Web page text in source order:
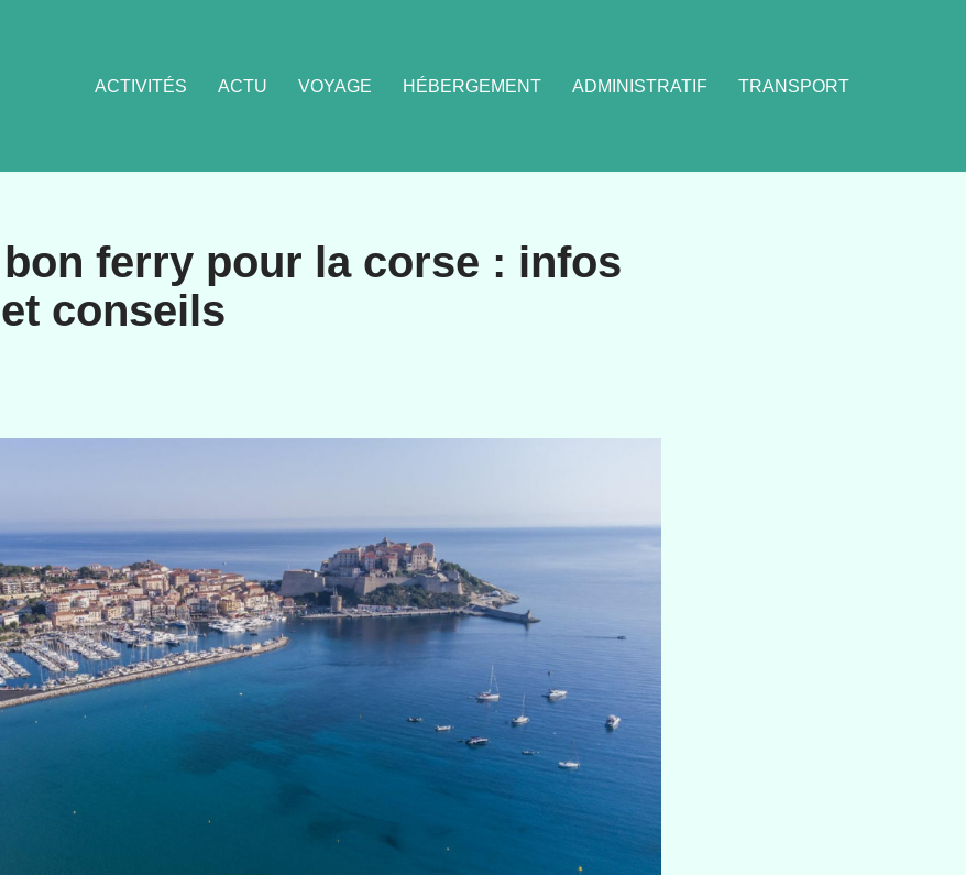
ACTIVITÉS ACTU VOYAGE HÉBERGEMENT ADMINISTRATIF TRANSPORT
ferry pour la corse : infos
conseils